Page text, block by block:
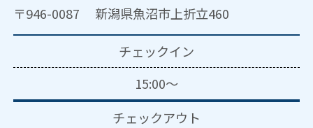
〒946-0087 新潟県魚沼市上折立460
チェックイン
15:00～
チェックアウト